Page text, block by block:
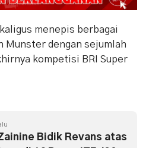
menepis berbagai
Munster dengan sejumlah
kompetisi BRI Super
Bidik Revans atas